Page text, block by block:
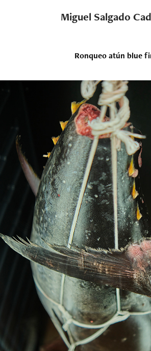
Miguel Salgado
Ronqueo atún blue